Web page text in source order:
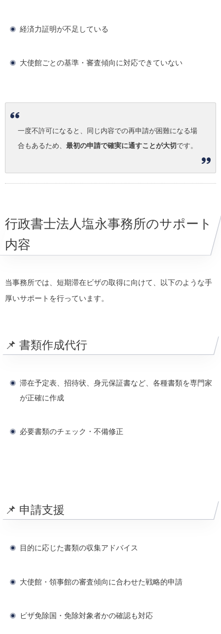
経済力証明が不足している
大使館ごとの基準・審査傾向に対応できていない
一度不許可になると、同じ内容での再申請が困難になる場
合もあるため、 最初の申請で確実に通すことが大切です。
行政書士法人塩永事務所のサポート
内容
当事務所では、短期滞在ビザの取得に向けて、以下のような手
厚いサポートを行っています。
📌 書類作成代行
滞在予定表、招待状、身元保証書など、各種書類を専門家
が正確に作成
必要書類のチェック・不備修正
📌 申請支援
目的に応じた書類の収集アドバイス
大使館・領事館の審査傾向に合わせた戦略的申請
ビザ免除国・免除対象者かの確認も対応